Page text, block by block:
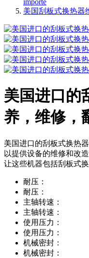
importé
美国刮板式换热器
美国进口的
养，维修，
美国进口的刮板式换热
以提供设备的维修和改
让这些机器包括刮板式换
耐压：
耐压：
主轴转速：
主轴转速：
使用压力：
使用压力：
机械密封：
机械密封：